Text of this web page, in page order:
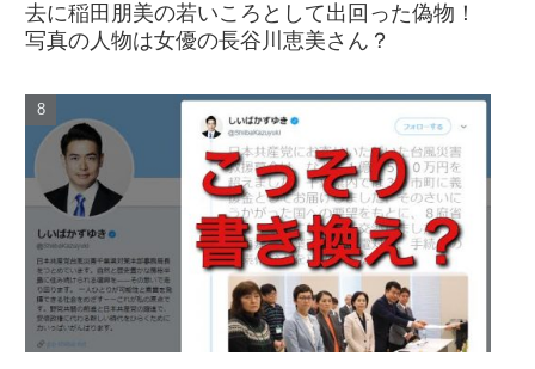
去に稲田朋美の若いころとして出回った偽物！
写真の人物は女優の長谷川恵美さん？